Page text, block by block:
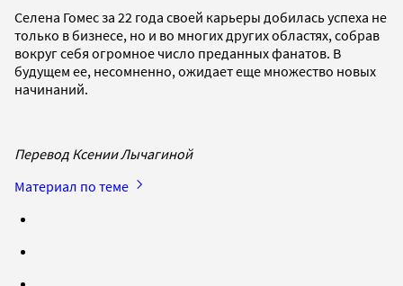
Селена Гомес за 22 года своей карьеры добилась успеха не
только в бизнесе, но и во многих других областях, собрав
вокруг себя огромное число преданных фанатов. В
будущем ее, несомненно, ожидает еще множество новых
начинаний.
Перевод Ксении Лычагиной
Материал по теме